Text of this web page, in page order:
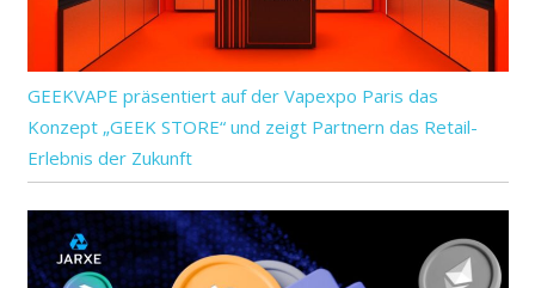
GEEKVAPE präsentiert auf der Vapexpo Paris das
Konzept „GEEK STORE“ und zeigt Partnern das Retail-
Erlebnis der Zukunft